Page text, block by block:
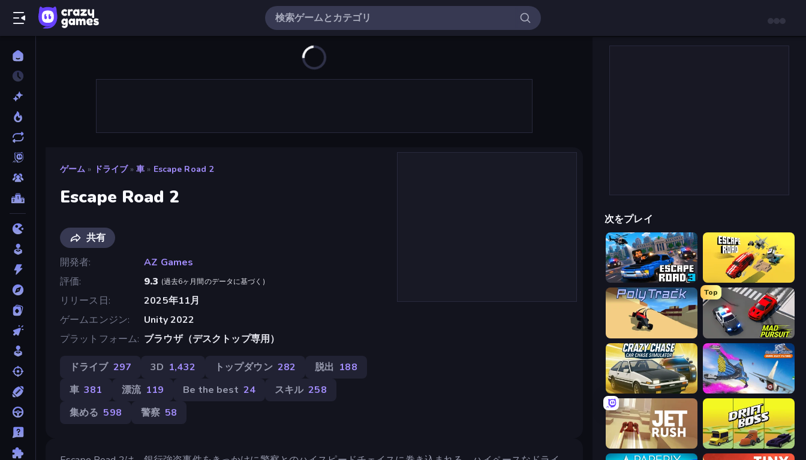
ゲーム » ドライブ » 車 » Escape Road 2
Escape Road 2
共有
開発者
AZ Games
評価
9.3 (過去6ヶ月間のデータに基づく )
リリース日
2025年11月
ゲームエンジン
Unity 2022
プラットフォーム ブラウザ（デスクトップ専用）
ドライブ 297 3D 1,432 トップダウン 282 脱出 188
車 381 漂流 119 Be the best 24 スキル 258
集める 598 警察 58
次をプレイ
Escape Road 3 Escape Road
Top
Mad Pursuit
Crazy Chase - Car Chase Simulator Base Jump Wing Suit Flying
Jet Rush Drift Boss